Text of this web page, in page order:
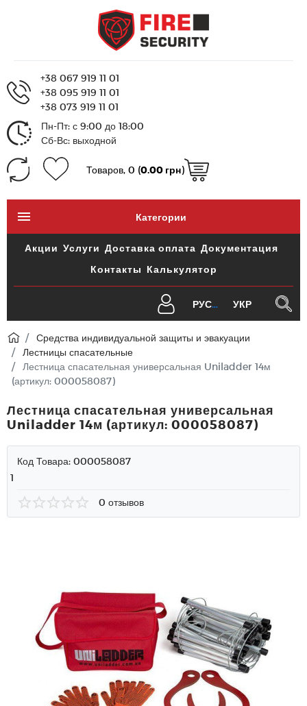
+38 067 919 11 01
+38 095 919 11 01
+38 073 919 11 01
Пн-Пт: с 9:00 до 18:00
Сб-Вс: выходной
Товаров, 0 (0.00 грн)
Категории
Акции Услуги Доставка оплата Документация
Контакты Калькулятор
РУС УКР
Средства индивидуальной защиты и эвакуации
Лестницы спасательные
Лестница спасательная универсальная Uniladder 14м
(артикул: 000058087)
Лестница спасательная универсальная
Uniladder 14м (артикул: 000058087)
Код Товара: 000058087
1
0 отзывов